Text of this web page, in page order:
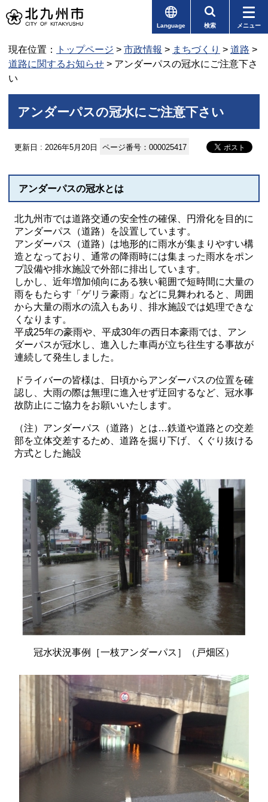
Language 検索 メニュー
現在位置： トップページ > 市政情報 > まちづくり > 道路 >
道路に関するお知らせ > アンダーパスの冠水にご注意下さ
い
アンダーパスの冠水にご注意下さい
更新日 : 2026年5月20日 ページ番号：000025417
アンダーパスの冠水とは
北九州市では道路交通の安全性の確保、円滑化を目的に
アンダーパス（道路）を設置しています。
アンダーパス（道路）は地形的に雨水が集まりやすい構
造となっており、通常の降雨時には集まった雨水をポン
プ設備や排水施設で外部に排出しています。
しかし、近年増加傾向にある狭い範囲で短時間に大量の
雨をもたらす「ゲリラ豪雨」などに見舞われると、周囲
から大量の雨水の流入もあり、排水施設では処理できな
くなります。
平成25年の豪雨や、平成30年の西日本豪雨では、アン
ダーパスが冠水し、進入した車両が立ち往生する事故が
連続して発生しました。
ドライバーの皆様は、日頃からアンダーパスの位置を確
認し、大雨の際は無理に進入せず迂回するなど、冠水事
故防止にご協力をお願いいたします。
（注）アンダーパス（道路）とは…鉄道や道路との交差
部を立体交差するため、道路を掘り下げ、くぐり抜ける
方式とした施設
冠水状況事例［一枝アンダーパス］（戸畑区）